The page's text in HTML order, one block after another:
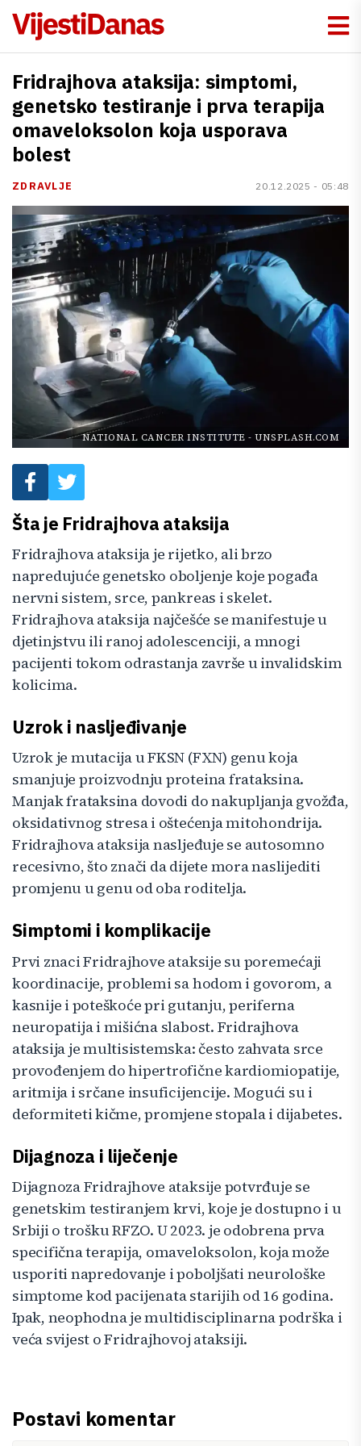
Fridrajhova ataksija: simptomi,
genetsko testiranje i prva terapija
omaveloksolon koja usporava
bolest
ZDRAVLJE 20.12.2025 - 05:48
NATIONAL CANCER INSTITUTE - UNSPLASH.COM
Šta je Fridrajhova ataksija
Fridrajhova ataksija je rijetko, ali brzo
napredujuće genetsko oboljenje koje pogađa
nervni sistem, srce, pankreas i skelet.
Fridrajhova ataksija najčešće se manifestuje u
djetinjstvu ili ranoj adolescenciji, a mnogi
pacijenti tokom odrastanja završe u invalidskim
kolicima.
Uzrok i nasljeđivanje
Uzrok je mutacija u FKSN (FXN) genu koja
smanjuje proizvodnju proteina frataksina.
Manjak frataksina dovodi do nakupljanja gvožđa,
oksidativnog stresa i oštećenja mitohondrija.
Fridrajhova ataksija nasljeđuje se autosomno
recesivno, što znači da dijete mora naslijediti
promjenu u genu od oba roditelja.
Simptomi i komplikacije
Prvi znaci Fridrajhove ataksije su poremećaji
koordinacije, problemi sa hodom i govorom, a
kasnije i poteškoće pri gutanju, periferna
neuropatija i mišićna slabost. Fridrajhova
ataksija je multisistemska: često zahvata srce
provođenjem do hipertrofične kardiomiopatije,
aritmija i srčane insuficijencije. Mogući su i
deformiteti kičme, promjene stopala i dijabetes.
Dijagnoza i liječenje
Dijagnoza Fridrajhove ataksije potvrđuje se
genetskim testiranjem krvi, koje je dostupno i u
Srbiji o trošku RFZO. U 2023. je odobrena prva
specifična terapija, omaveloksolon, koja može
usporiti napredovanje i poboljšati neurološke
simptome kod pacijenata starijih od 16 godina.
Ipak, neophodna je multidisciplinarna podrška i
veća svijest o Fridrajhovoj ataksiji.
Postavi komentar